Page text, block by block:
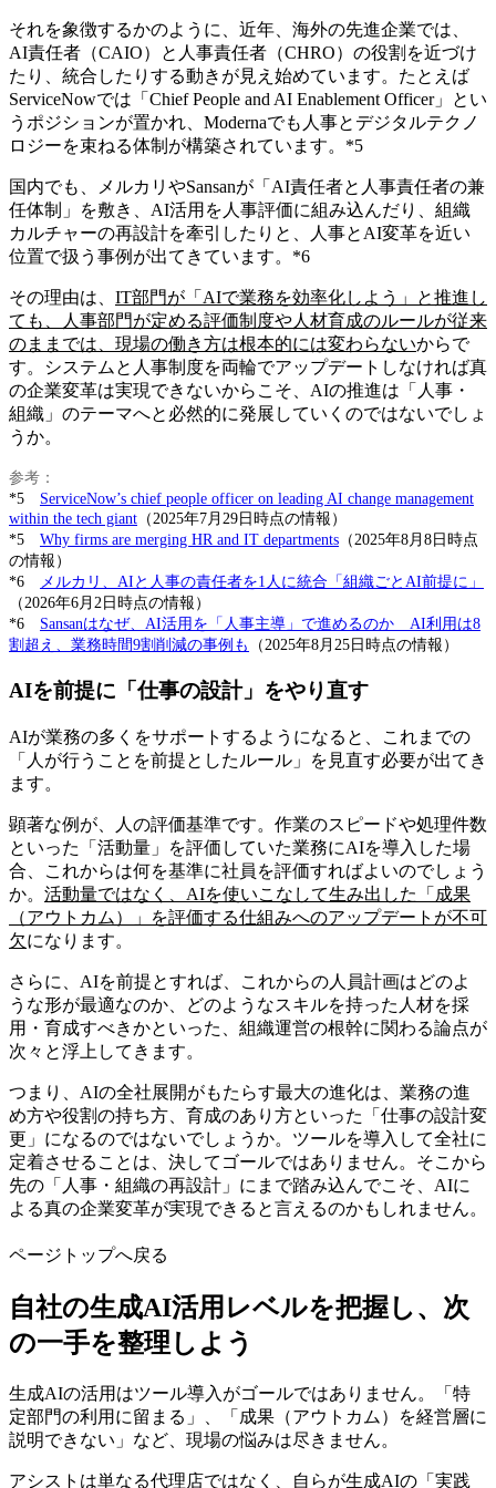
それを象徴するかのように、近年、海外の先進企業では、
AI責任者（CAIO）と人事責任者（CHRO）の役割を近づけ
たり、統合したりする動きが見え始めています。たとえば
ServiceNowでは「Chief People and AI Enablement Officer」とい
うポジションが置かれ、Modernaでも人事とデジタルテクノ
ロジーを束ねる体制が構築されています。*5
国内でも、メルカリやSansanが「AI責任者と人事責任者の兼
任体制」を敷き、AI活用を人事評価に組み込んだり、組織
カルチャーの再設計を牽引したりと、人事とAI変革を近い
位置で扱う事例が出てきています。*6
その理由は、 IT部門が「AIで業務を効率化しよう」と推進し
ても、人事部門が定める評価制度や人材育成のルールが従来
のままでは、現場の働き方は根本的には変わらないからで
す。システムと人事制度を両輪でアップデートしなければ真
の企業変革は実現できないからこそ、AIの推進は「人事・
組織」のテーマへと必然的に発展していくのではないでしょ
うか。
参考：
*5 ServiceNow’s chief people officer on leading AI change management
within the tech giant （2025年7月29日時点の情報）
*5 Why firms are merging HR and IT departments （2025年8月8日時点
の情報）
*6
メルカリ、AIと人事の責任者を1人に統合「組織ごとAI前提に」
（2026年6月2日時点の情報）
*6 Sansanはなぜ、AI活用を「人事主導」で進めるのか AI利用は8
割超え、業務時間9割削減の事例も
（2025年8月25日時点の情報）
AIを前提に「仕事の設計」をやり直す
AIが業務の多くをサポートするようになると、これまでの
「人が行うことを前提としたルール」を見直す必要が出てき
ます。
顕著な例が、人の評価基準です。作業のスピードや処理件数
といった「活動量」を評価していた業務にAIを導入した場
合、これからは何を基準に社員を評価すればよいのでしょう
か。 活動量ではなく、AIを使いこなして生み出した「成果
（アウトカム）」を評価する仕組みへのアップデートが不可
欠になります。
さらに、AIを前提とすれば、これからの人員計画はどのよ
うな形が最適なのか、どのようなスキルを持った人材を採
用・育成すべきかといった、組織運営の根幹に関わる論点が
次々と浮上してきます。
つまり、AIの全社展開がもたらす最大の進化は、業務の進
め方や役割の持ち方、育成のあり方といった「仕事の設計変
更」になるのではないでしょうか。ツールを導入して全社に
定着させることは、決してゴールではありません。そこから
先の「人事・組織の再設計」にまで踏み込んでこそ、AIに
よる真の企業変革が実現できると言えるのかもしれません。
ページトップへ戻る
自社の生成AI活用レベルを把握し、次
の一手を整理しよう
生成AIの活用はツール導入がゴールではありません。「特
定部門の利用に留まる」、「成果（アウトカム）を経営層に
説明できない」など、現場の悩みは尽きません。
アシストは単なる代理店ではなく、自らが生成AIの「実践